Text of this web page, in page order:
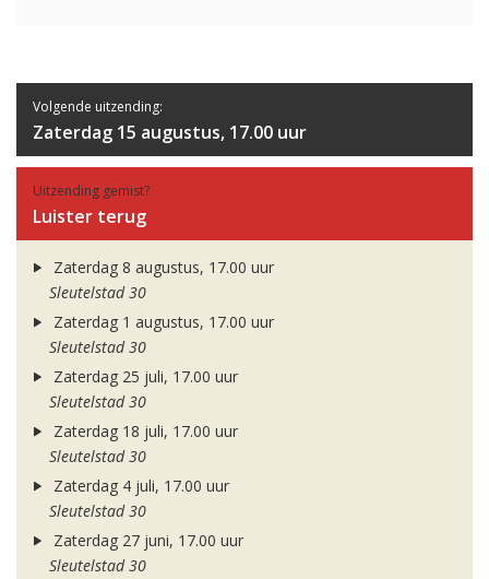
Volgende uitzending:
Zaterdag 15 augustus, 17.00 uur
Uitzending gemist?
Luister terug
Zaterdag 8 augustus, 17.00 uur
Sleutelstad 30
Zaterdag 1 augustus, 17.00 uur
Sleutelstad 30
Zaterdag 25 juli, 17.00 uur
Sleutelstad 30
Zaterdag 18 juli, 17.00 uur
Sleutelstad 30
Zaterdag 4 juli, 17.00 uur
Sleutelstad 30
Zaterdag 27 juni, 17.00 uur
Sleutelstad 30